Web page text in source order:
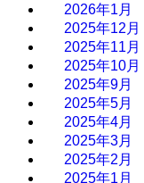
2026年1月
2025年12月
2025年11月
2025年10月
2025年9月
2025年5月
2025年4月
2025年3月
2025年2月
2025年1月